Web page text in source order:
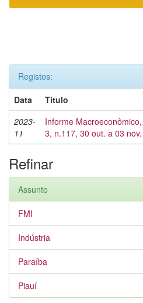
Registos:
Data
Título
2023-
11
Informe
3, n.117, 30 out. a 03
Refinar
Assunto
FMI
Indústria
Paraíba
Piauí